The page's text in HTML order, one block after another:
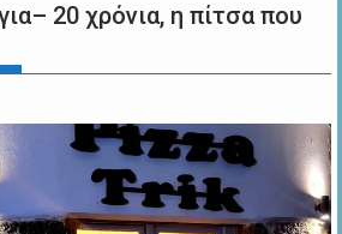
20 χρόνια, η πίτσα που